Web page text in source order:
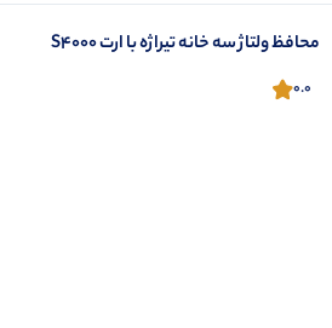
محافظ ولتاژ سه خانه تیراژه با ارت S4000
0.0